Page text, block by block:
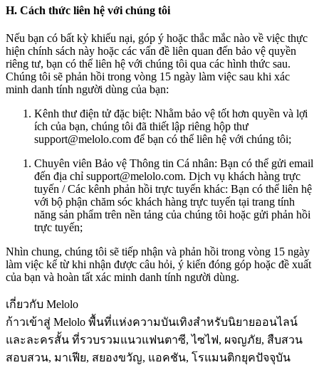
H. Cách thức liên hệ với chúng tôi
Nếu bạn có bất kỳ khiếu nại, góp ý hoặc thắc mắc nào về việc thực
hiện chính sách này hoặc các vấn đề liên quan đến bảo vệ quyền
riêng tư, bạn có thể liên hệ với chúng tôi qua các hình thức sau.
Chúng tôi sẽ phản hồi trong vòng 15 ngày làm việc sau khi xác
minh danh tính người dùng của bạn:
Kênh thư điện tử đặc biệt: Nhằm bảo vệ tốt hơn quyền và lợi
ích của bạn, chúng tôi đã thiết lập riêng hộp thư
support@melolo.com để bạn có thể liên hệ với chúng tôi;
Chuyên viên Bảo vệ Thông tin Cá nhân: Bạn có thể gửi email
đến địa chỉ support@melolo.com. Dịch vụ khách hàng trực
tuyến / Các kênh phản hồi trực tuyến khác: Bạn có thể liên hệ
với bộ phận chăm sóc khách hàng trực tuyến tại trang tính
năng sản phẩm trên nền tảng của chúng tôi hoặc gửi phản hồi
trực tuyến;
Nhìn chung, chúng tôi sẽ tiếp nhận và phản hồi trong vòng 15 ngày
làm việc kể từ khi nhận được câu hỏi, ý kiến đóng góp hoặc đề xuất
của bạn và hoàn tất xác minh danh tính người dùng.
เกี่ยวกับ Melolo
ก้าวเข้าสู่ Melolo พื้นที่แห่งความบันเทิงสำหรับนิยายออนไลน์
และละครสั้น ที่รวบรวมแนวแฟนตาซี, ไซไฟ, ผจญภัย, สืบสวน
สอบสวน, มาเฟีย, สยองขวัญ, แอคชัน, โรแมนติกยุคปัจจุบัน